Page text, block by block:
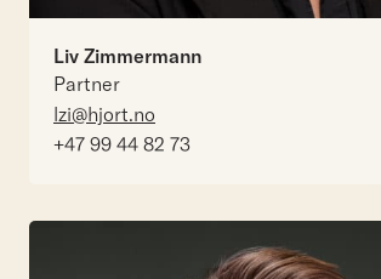
Liv Zimmermann
Partner
lzi@hjort.no
+47 99 44 82 73